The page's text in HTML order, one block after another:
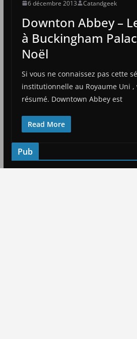
6 décembre 2013 Catandgeek
Downton Abbey –
à Buckingham
Noël
Si vous ne connaissez pas cette
institutionnelle au Royaume Uni
résumé. Downtown Abbey est
Read More
Pub